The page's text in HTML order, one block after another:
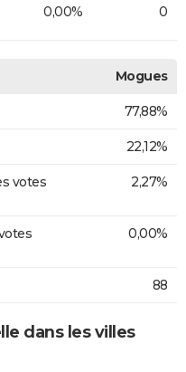
0,00% 0
Mogues
77,88%
22,12%
votes
2,27%
0,00%
88
dans les villes